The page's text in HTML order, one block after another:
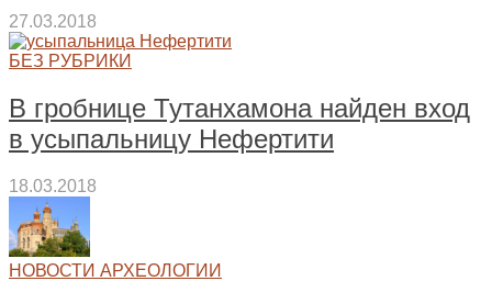
27.03.2018
БЕЗ РУБРИКИ
В гробнице Тутанхамона найден вход
в усыпальницу Нефертити
18.03.2018
НОВОСТИ АРХЕОЛОГИИ